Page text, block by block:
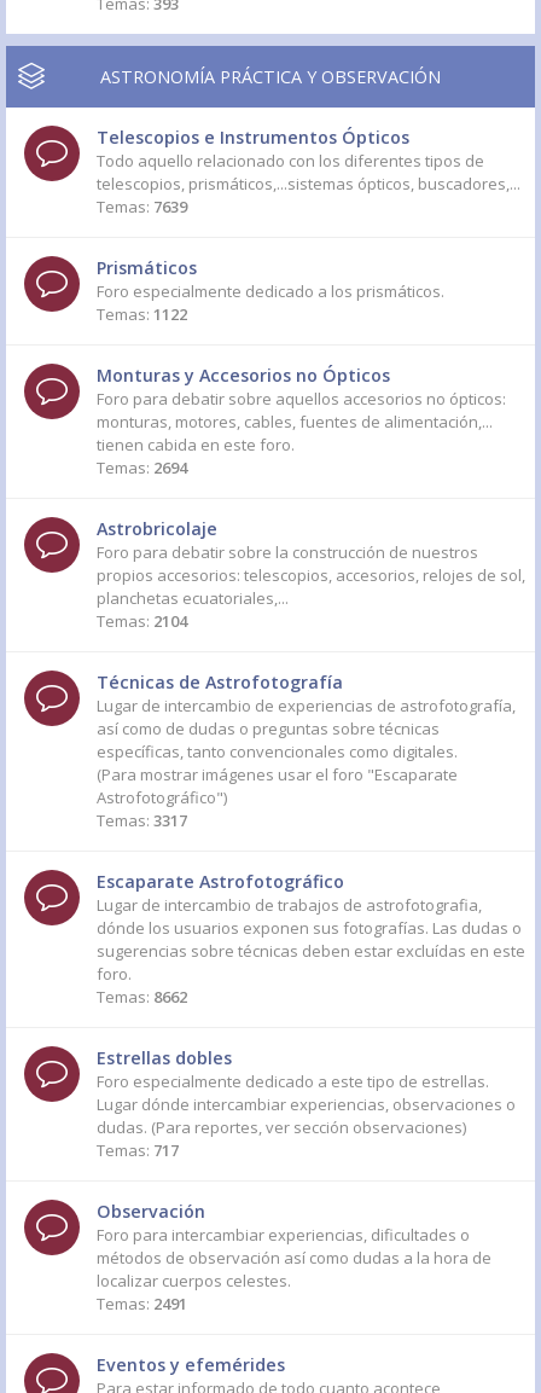
ASTRONOMÍA PRÁCTICA Y OBSERVACIÓN
Telescopios e Instrumentos Ópticos
Todo aquello relacionado con los diferentes tipos de
telescopios, prismáticos,...sistemas ópticos, buscadores,...
Temas: 7639
Prismáticos
Foro especialmente dedicado a los prismáticos.
Temas: 1122
Monturas y Accesorios no Ópticos
Foro para debatir sobre aquellos accesorios no ópticos:
monturas, motores, cables, fuentes de alimentación,...
tienen cabida en este foro.
Temas: 2694
Astrobricolaje
Foro para debatir sobre la construcción de nuestros
propios accesorios: telescopios, accesorios, relojes de sol,
planchetas ecuatoriales,...
Temas: 2104
Técnicas de Astrofotografía
Lugar de intercambio de experiencias de astrofotografía,
así como de dudas o preguntas sobre técnicas
específicas, tanto convencionales como digitales.
(Para mostrar imágenes usar el foro "Escaparate
Astrofotográfico")
Temas: 3317
Escaparate Astrofotográfico
Lugar de intercambio de trabajos de astrofotografia,
dónde los usuarios exponen sus fotografías. Las dudas o
sugerencias sobre técnicas deben estar excluídas en este
foro.
Temas: 8662
Estrellas dobles
Foro especialmente dedicado a este tipo de estrellas.
Lugar dónde intercambiar experiencias, observaciones o
dudas. (Para reportes, ver sección observaciones)
Temas: 717
Observación
Foro para intercambiar experiencias, dificultades o
métodos de observación así como dudas a la hora de
localizar cuerpos celestes.
Temas: 2491
Eventos y efemérides
Para estar informado de todo cuanto acontece,